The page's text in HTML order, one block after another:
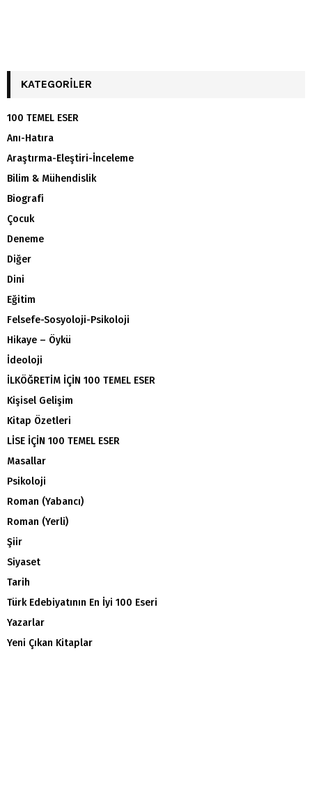
KATEGORILER
100 TEMEL ESER
Anı-Hatıra
Araştırma-Eleştiri-İnceleme
Bilim & Mühendislik
Biografi
Çocuk
Deneme
Diğer
Dini
Eğitim
Felsefe-Sosyoloji-Psikoloji
Hikaye – Öykü
İdeoloji
İLKÖĞRETİM İÇİN 100 TEMEL ESER
Kişisel Gelişim
Kitap Özetleri
LİSE İÇİN 100 TEMEL ESER
Masallar
Psikoloji
Roman (Yabancı)
Roman (Yerli)
Şiir
Siyaset
Tarih
Türk Edebiyatının En İyi 100 Eseri
Yazarlar
Yeni Çıkan Kitaplar